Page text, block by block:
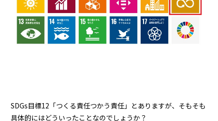
SDGs目標12「つくる責任つかう責任」とありますが、そもそも
具体的にはどういったことなのでしょうか？